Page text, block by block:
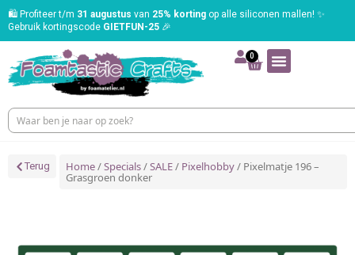
🛍️ Profiteer t/m 31 augustus van 25% korting op alle siliconen mallen! ✨
Gebruik kortingscode GIETFUN-25 🎉
0
Terug Home/Specials/SALE/ Pixelhobby/ Pixelmatje 196 –
Grasgroen donker